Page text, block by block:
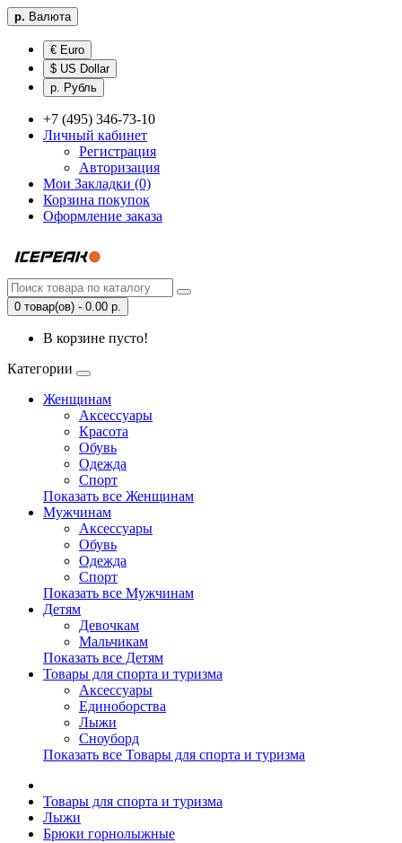
р. Валюта
€ Euro
$ US Dollar
р. Рубль
+7 (495) 346-73-10
Личный кабинет
Регистрация
Авторизация
Мои Закладки (0)
Корзина покупок
Оформление заказа
0 товар(ов) - 0.00 р.
В корзине пусто!
Категории
Женщинам
Аксессуары
Красота
Обувь
Одежда
Спорт
Показать все Женщинам
Мужчинам
Аксессуары
Обувь
Одежда
Спорт
Показать все Мужчинам
Детям
Девочкам
Мальчикам
Показать все Детям
Товары для спорта и туризма
Аксессуары
Единоборства
Лыжи
Сноуборд
Показать все Товары для спорта и туризма
Товары для спорта и туризма
Лыжи
Брюки горнолыжные